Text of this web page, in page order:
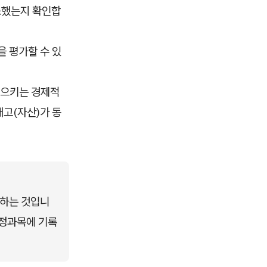
는지 확인합
평가할 수 있
키는 경제적
고(자산)가 동
는 것입니
과목에 기록